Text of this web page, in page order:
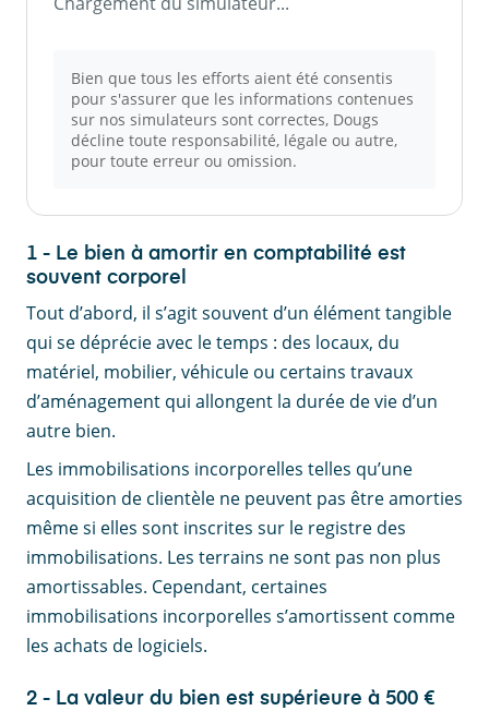
Bien que tous les efforts aient été consentis
pour s'assurer que les informations contenues
sur nos simulateurs sont correctes, Dougs
décline toute responsabilité, légale ou autre,
pour toute erreur ou omission.
1 - Le bien à amortir en comptabilité est
souvent corporel
Tout d’abord, il s’agit souvent d’un élément tangible
qui se déprécie avec le temps : des locaux, du
matériel, mobilier, véhicule ou certains travaux
d’aménagement qui allongent la durée de vie d’un
autre bien.
Les immobilisations incorporelles telles qu’une
acquisition de clientèle ne peuvent pas être amorties
même si elles sont inscrites sur le registre des
immobilisations. Les terrains ne sont pas non plus
amortissables. Cependant, certaines
immobilisations incorporelles s’amortissent comme
les achats de logiciels.
2 - La valeur du bien est supérieure à 500 €